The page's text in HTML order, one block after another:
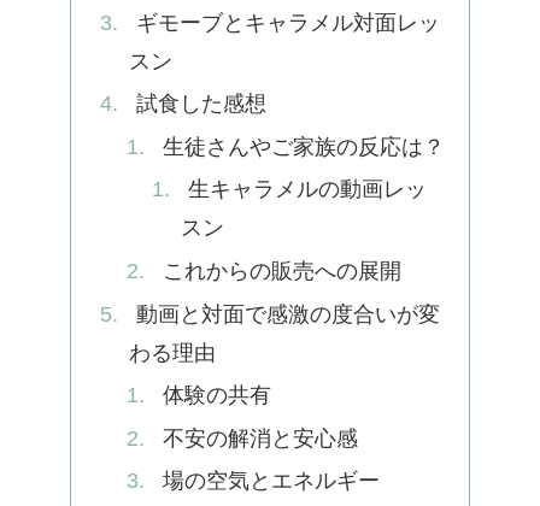
ギモーブとキャラメル対面レッ
スン
試食した感想
生徒さんやご家族の反応は？
生キャラメルの動画レッ
スン
これからの販売への展開
動画と対面で感激の度合いが変
わる理由
体験の共有
不安の解消と安心感
場の空気とエネルギー